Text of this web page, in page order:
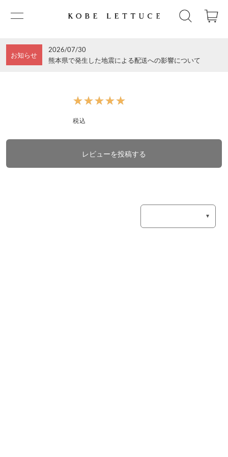
お知らせ
2026/07/30
熊本県で発生した地震による配送への影響について
★★★★★
★★★★★
税込
レビューを投稿する